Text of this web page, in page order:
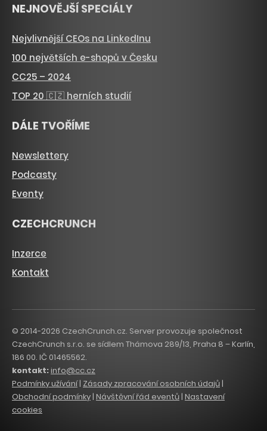
NEJNOVĚJŠÍ SPECIÁLY
Nejvlivnější CEOs na LinkedInu
100 největších e-shopů v Česku
CC25 – 2024
TOP 20 🇨🇿 herních studií
DÁLE TVOŘÍME
Newslettery
Podcasty
Eventy
CZECHCRUNCH
Inzerce
Kontakt
© 2014-2026 CzechCrunch.cz. Server provozuje společnost
CzechCrunch s.r.o. se sídlem Thámova 289/13, Praha 8 – Karlín,
186 00. IČ 01465562.
kontakt: info@cc.cz
Podmínky užívání| Zásady zpracování osobních údajů|
Obchodní podmínky | Návštěvní řád eventů| Nastavení
cookies